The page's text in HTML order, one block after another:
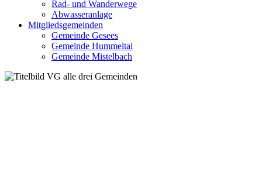
Rad- und Wanderwege
Abwasseranlage
Mitgliedsgemeinden
Gemeinde Gesees
Gemeinde Hummeltal
Gemeinde Mistelbach